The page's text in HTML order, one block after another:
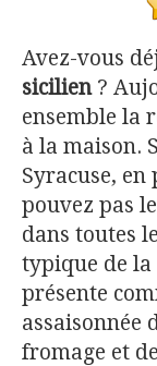
Avez-vous
sicilien?
ensemble la
à la maison.
Syracuse,
pouvez pas
dans toutes
typique de la
présente
assaisonnée
fromage et